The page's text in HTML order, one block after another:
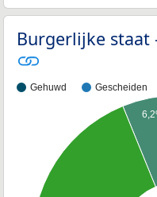
Burgerlijke staat
Gehuwd Gescheiden